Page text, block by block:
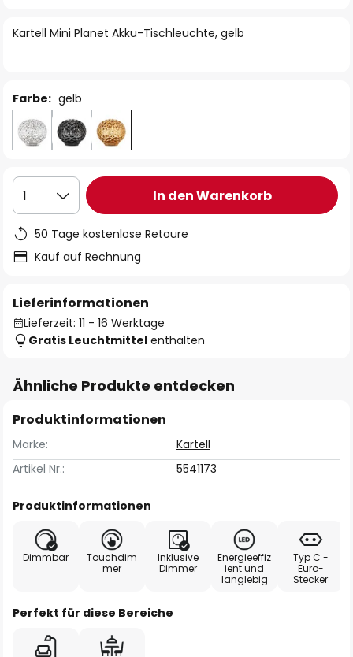
springen
Kartell Mini Planet Akku-Tischleuchte, gelb
Farbe: gelb
1 In den Warenkorb
50 Tage kostenlose Retoure
Kauf auf Rechnung
Lieferinformationen
Lieferzeit: 11 - 16 Werktage
Gratis Leuchtmittel enthalten
Ähnliche Produkte entdecken
Produktinformationen
Marke:
Kartell
Artikel Nr.:
5541173
Produktinformationen
Dimmbar
Touchdim
mer
Inklusive
Dimmer
Energieeffiz
ient und
langlebig
Typ C -
Euro-
Stecker
Perfekt für diese Bereiche